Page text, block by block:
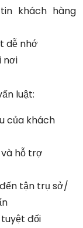
khách hàng
dễ nhớ
nơi
luật:
của khách
hỗ trợ
tận trụ sở/
đối